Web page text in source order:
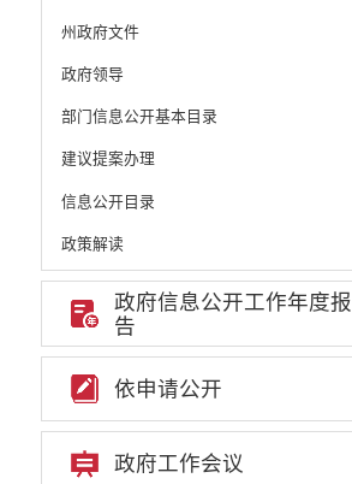
州政府文件
政府领导
部门信息公开基本目录
建议提案办理
信息公开目录
政策解读
机构职能和权责清单
自然资源政务公开
重点领域信息公开
重大建设项目信息
安全生产信息公开
民政信息公开
政府信息公开工作年度报
告
依申请公开
政府工作会议